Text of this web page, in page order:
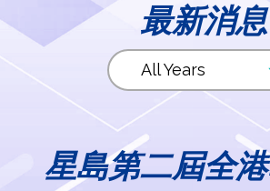
最新消息
星島第二屆全